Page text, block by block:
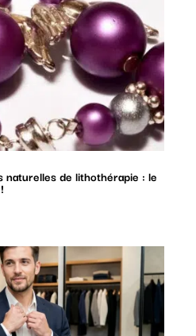
naturelles de lithothérapie : le